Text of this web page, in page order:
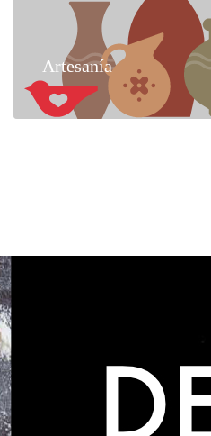
Artesanía